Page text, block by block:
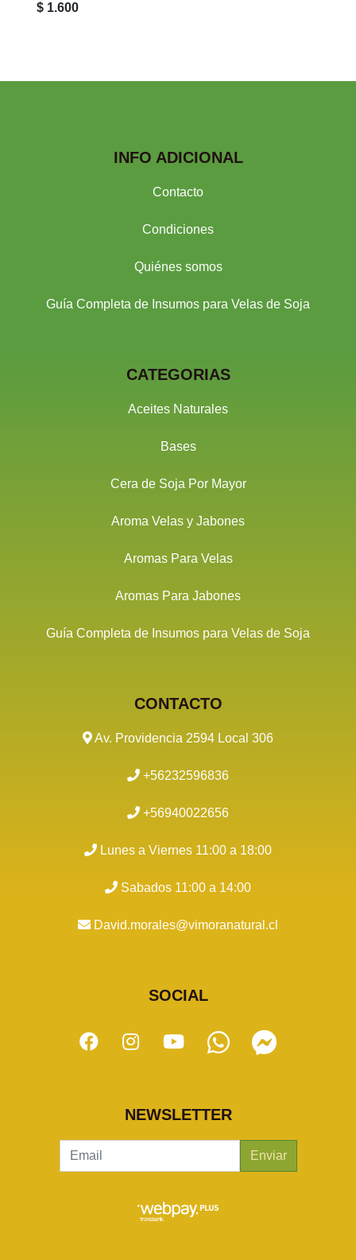
$ 1.600
INFO ADICIONAL
Contacto
Condiciones
Quiénes somos
Guía Completa de Insumos para Velas de Soja
CATEGORIAS
Aceites Naturales
Bases
Cera de Soja Por Mayor
Aroma Velas y Jabones
Aromas Para Velas
Aromas Para Jabones
Guía Completa de Insumos para Velas de Soja
CONTACTO
Av. Providencia 2594 Local 306
+56232596836
+56940022656
Lunes a Viernes 11:00 a 18:00
Sabados 11:00 a 14:00
David.morales@vimoranatural.cl
SOCIAL
NEWSLETTER
Enviar